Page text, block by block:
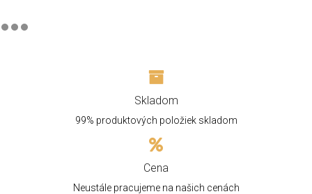
Skladom
99% produktových položiek skladom
Cena
Neustále pracujeme na našich cenách